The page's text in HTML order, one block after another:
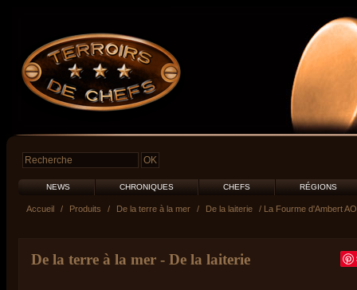
NEWS CHRONIQUES CHEFS RÉGIONS
Accueil / Produits / De la terre à la mer / De la laiterie / La Fourme d'Ambert
De la terre à la mer - De la laiterie